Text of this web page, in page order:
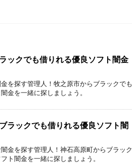
ックでも借りれる優良ソフト闇金
を探す管理人！牧之原市からブラックでも
金を一緒に探しましょう。
ラックでも借りれる優良ソフト闇
金を探す管理人！神石高原町からブラック
ト闇金を一緒に探しましょう。